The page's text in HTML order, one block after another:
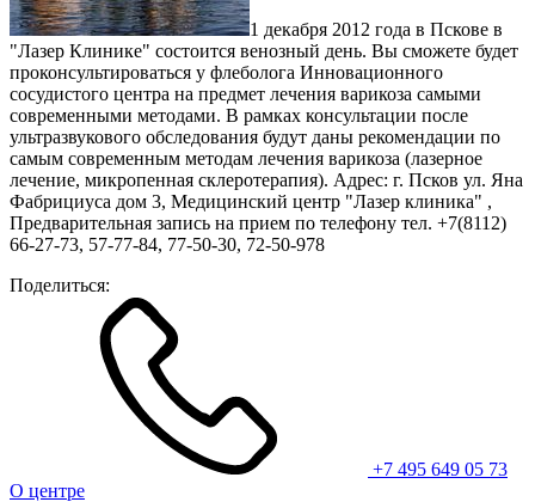
1 декабря 2012 года в Пскове в
"Лазер Клинике" состоится венозный день. Вы сможете будет
проконсультироваться у флеболога Инновационного
сосудистого центра на предмет лечения варикоза самыми
современными методами. В рамках консультации после
ультразвукового обследования будут даны рекомендации по
самым современным методам лечения варикоза (лазерное
лечение, микропенная склеротерапия). Адрес: г. Псков ул. Яна
Фабрициуса дом 3, Медицинский центр "Лазер клиника" ,
Предварительная запись на прием по телефону тел. +7(8112)
66-27-73, 57-77-84, 77-50-30, 72-50-978
Поделиться:
+7 495 649 05 73
О центре